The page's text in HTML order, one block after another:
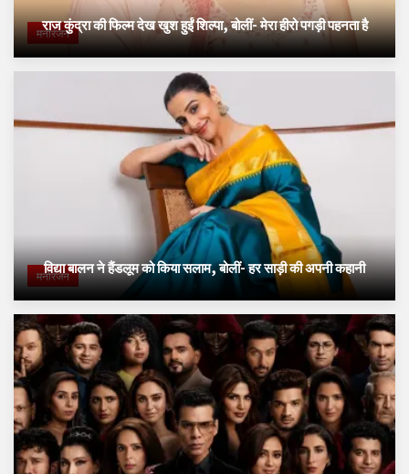
मनोरंजन
राज कुंद्रा की फिल्म देख खुश हुईं शिल्पा, बोलीं- मेरा हीरो पगड़ी पहनता है
मनोरंजन
विद्या बालन ने हैंडलूम को किया सलाम, बोलीं- हर साड़ी की अपनी कहानी